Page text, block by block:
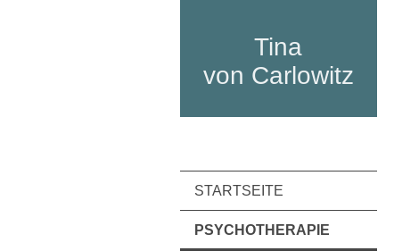
Tina
von Carlowitz
STARTSEITE
PSYCHOTHERAPIE